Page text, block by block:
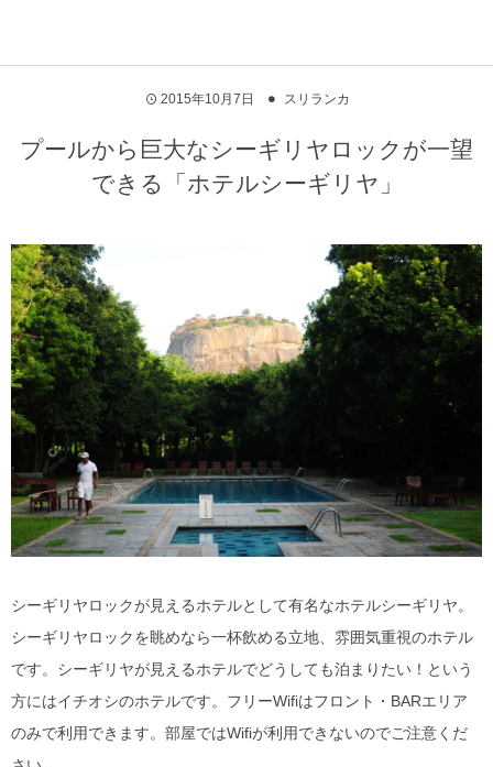
2015年10月7日 スリランカ
プールから巨大なシーギリヤロックが一望
できる「ホテルシーギリヤ」
シーギリヤロックが見えるホテルとして有名なホテルシーギリヤ。
シーギリヤロックを眺めなら一杯飲める立地、雰囲気重視のホテル
です。シーギリヤが見えるホテルでどうしても泊まりたい！という
方にはイチオシのホテルです。フリーWifiはフロント・BARエリア
のみで利用できます。部屋ではWifiが利用できないのでご注意くだ